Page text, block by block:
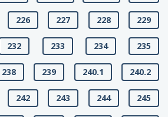
226 227 228 229
232 233 234 235
238 239 240.1 240.2
242 243 244 245